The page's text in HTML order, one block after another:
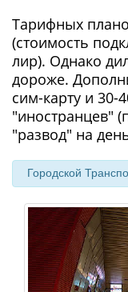
Тарифных
(стоимость
лир). Однако
дороже.
сим-карту и 30-
"иностранцев"
"развод" на
Городской